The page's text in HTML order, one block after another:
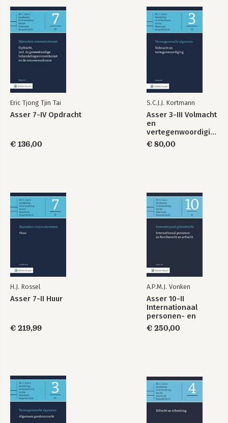
Eric Tjong Tjin Tai
Asser 7-IV Opdracht
€ 136,00
S.C.J.J. Kortmann
Asser 3-III Volmacht
en
vertegenwoordiging
€ 80,00
H.J. Rossel
Asser 7-II Huur
€ 219,99
A.P.M.J. Vonken
Asser 10-II
Internationaal
personen- en
familierecht en
erfrecht
€ 250,00